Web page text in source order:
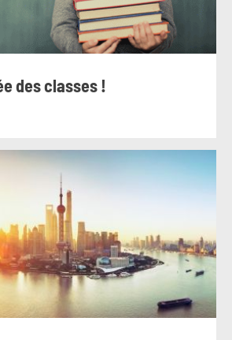
#RH #ROUMANIE
#RÉGLEMENTATION
#RÉGLEMENTATION
FINANCIERS
#SOLIDARITÉ #SPORT
#SUR LES CAMPUS
#TENDANCES-ECO
#TRANSFORMATION
ÉNERGÉTIQUE #TÉMOIGNAGE
#UNIQUEMENT POUR LMSI
des classes !